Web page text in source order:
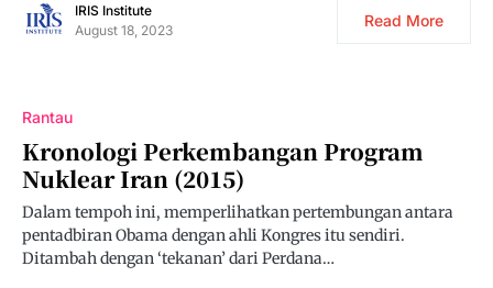
IRIS Institute
August 18, 2023
Read More
Rantau
Kronologi Perkembangan Program
Nuklear Iran (2015)
Dalam tempoh ini, memperlihatkan pertembungan antara
pentadbiran Obama dengan ahli Kongres itu sendiri.
Ditambah dengan ‘tekanan’ dari Perdana…